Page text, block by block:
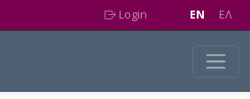
Login EN EΛ